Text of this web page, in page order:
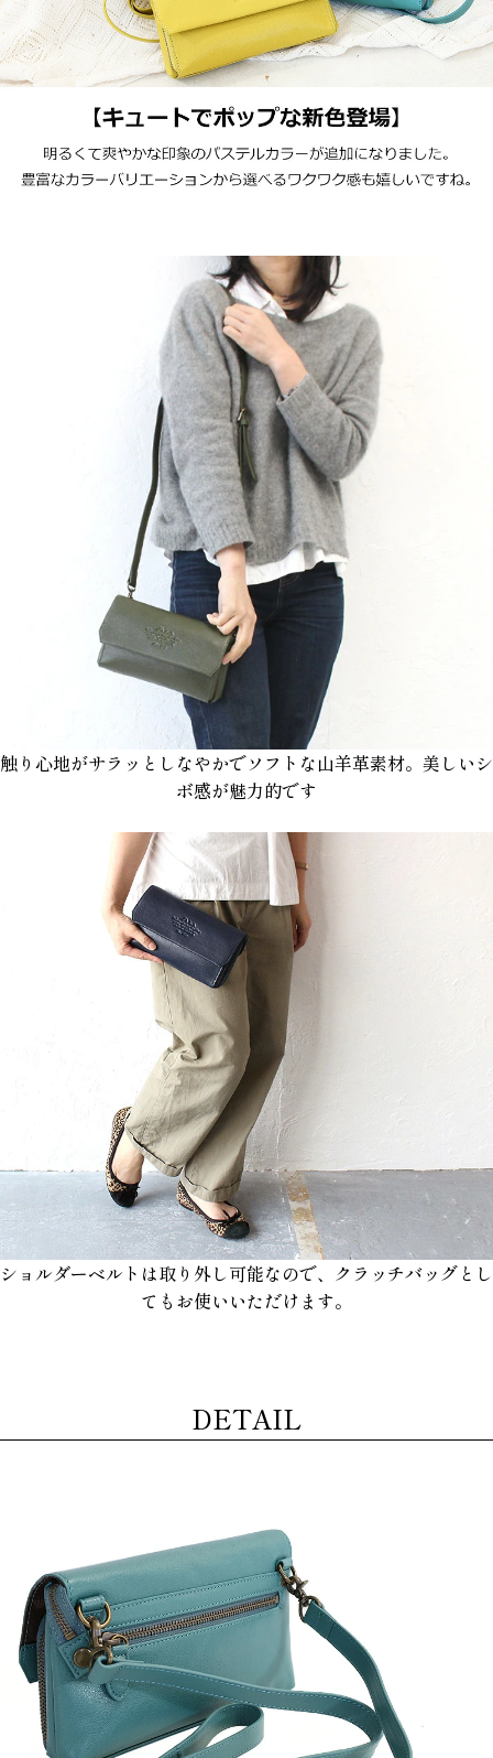
触り心地がサラッとしなやかでソフトな山羊革素材。美しいシ
ボ感が魅力的です
ショルダーベルトは取り外し可能なので、クラッチバッグとし
てもお使いいただけます。
DETAIL